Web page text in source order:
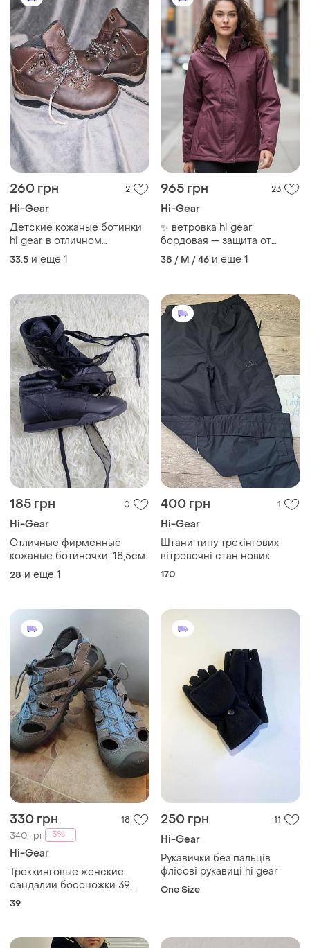
260 грн 2
Hi-Gear
Детские кожаные ботинки
hi gear в отличном
состоянии 34 размер
33.5 и еще 1
965 грн 23
Hi-Gear
✨ ветровка hi gear
бордовая — защита от
ветра и дождя!
38 / M / 46 и еще 1
185 грн 0
Hi-Gear
Отличные фирменные
кожаные ботиночки, 18,5см.
28 и еще 1
400 грн 1
Hi-Gear
Штани типу трекінгових
вітровочні стан нових
170
330 грн 18
340 грн -3%
Hi-Gear
Треккинговые женские
сандалии босоножки 39
размер, серо-голубые
39
250 грн 11
Hi-Gear
Рукавички без пальців
флісові рукавиці hi gear
One Size